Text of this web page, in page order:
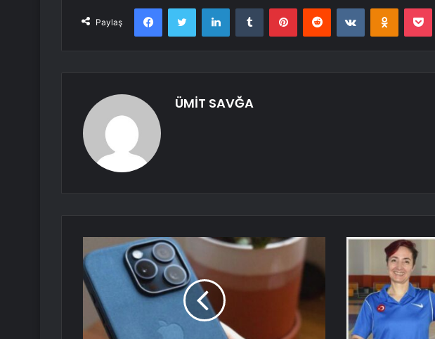
Paylaş
FacebookTwitter LinkedInTumblr PinterestReddit VKontakte
ÜMİT SAVĞA